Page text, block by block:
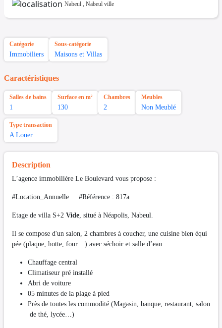
Nabeul , Nabeul ville
Catégorie
Immobiliers
Sous-catégorie
Maisons et Villas
Caractéristiques
Salles de bains
1
Surface en m²
130
Chambres
2
Meubles
Non Meublé
Type transaction
A Louer
Description
L’agence immobilière Le Boulevard vous propose :
#Location_Annuelle #Référence : 817a
Etage de villa S+2 Vide , situé à Néapolis, Nabeul.
Il se compose d'un salon, 2 chambres à coucher, une cuisine bien équi
pée (plaque, hotte, four…) avec séchoir et salle d’eau.
Chauffage central
Climatiseur pré installé
Abri de voiture
05 minutes de la plage à pied
Près de toutes les commodité (Magasin, banque, restaurant, salon
de thé, lycée…)